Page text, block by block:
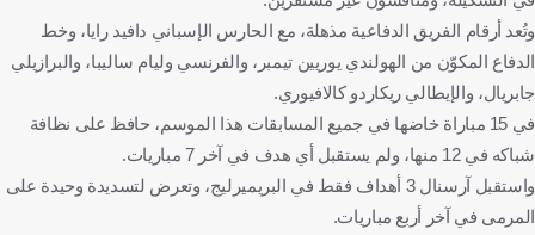
وتُعد أرقام الفريق الدفاعية مذهلة، مع الحارس الإسباني دافيد رايا، وخط
الدفاع المكوّن من الهولندي يوريين تيمبر، والفرنسي وليام ساليبا، والبرازيلي
جابريال، والإيطالي ريكاردو كالافيوري.
في 15 مباراة خاضها في جميع المسابقات هذا الموسم، حافظ على نظافة
شباكه في 12 منها، ولم يستقبل أي هدف في آخر 7 مباريات.
واستقبل آرسنال 3 أهداف فقط في البريميرليج، وتعرض لتسديدة وحيدة على
المرمى في آخر أربع مباريات.